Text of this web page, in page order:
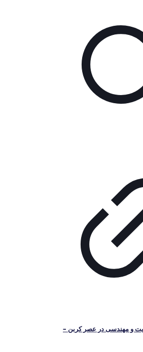
و مهندسی در عصر کربن –